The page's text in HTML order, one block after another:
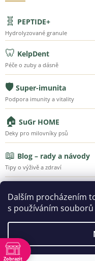
Dalším procházením
s používáním souborů
🧬 PEPTIDE+
Hydrolyzované granule
🦷 KelpDent
Péče o zuby a dásně
🛡️ Super-imunita
Podpora imunity a vitality
🏠 SuGr HOME
Deky pro milovníky psů
📖 Blog – rady a návody
Tipy o výživě a zdraví
Poznejte Super-Granule
Zobrazit